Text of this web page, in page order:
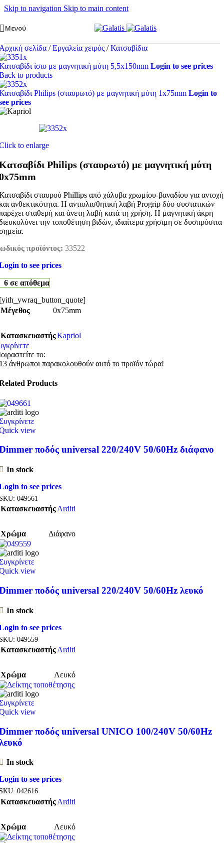
Skip to navigation Skip to main content
Μενού
σελίδα / Εργαλεία χειρός / Κατσαβίδια
ίσιο με μαγνητική μύτη 5,5x150mm Login to see prices
to products
Philips (σταυρωτό) με μαγνητική μύτη 1x75mm Login to
prices
to enlarge
Philips (σταυρωτό) με μαγνητική μύτη
σταυρού Phillips από χάλυβα χρωμίου-βαναδίου για αντοχή
ανθεκτικότητα. Η αντιολισθητική λαβή Progrip δύο συστατικών
σταθερή και άνετη λαβή κατά τη χρήση. Η μαγνητική άκρη
την τοποθέτηση βιδών, ιδιαίτερα χρήσιμη σε δυσπρόσιτα
προϊόντος: 33522
to see prices
6 σε απόθεμα
Μέγεθος
0x75mm
ΚατασκευαστήςKapriol
το:
άνθρωποι παρακολουθούν αυτό το προϊόν τώρα!
Products
view
ποδός universal 220/240V 50/60Hz διάφανο
In stock
to see prices
049561
ΚατασκευαστήςArditi
Χρώμα Διάφανο
view
ποδός universal 220/240V 50/60Hz λευκό
In stock
to see prices
049559
ΚατασκευαστήςArditi
Χρώμα Λευκό
view
ποδός universal UNICO 100/240V 50/60Hz
In stock
to see prices
042616
ΚατασκευαστήςArditi
Χρώμα Λευκό